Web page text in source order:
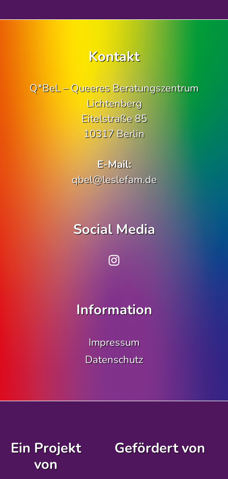
Kontakt
Q*BeL – Queeres Beratungszentrum
Lichtenberg
Eitelstraße 85
10317 Berlin
E-Mail:
qbel@leslefam.de
Social Media
Information
Impressum
Datenschutz
Ein Projekt
von
Gefördert von